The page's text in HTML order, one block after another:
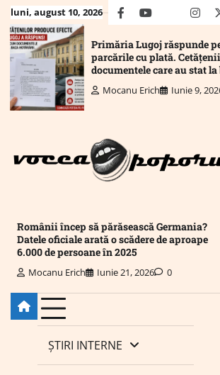
Skip
to
content
luni, august 10, 2026 facebookyoutubeMail
Primăria Lugoj răspunde
parcările cu plată.
documentele care au stat
Mocanu Erich Iunie 9,
Românii încep să părăsească Germania?
Datele oficiale arată o scădere de aproape
6.000 de persoane în 2025
Mocanu Erich Iunie 21, 2026 0
ȘTIRI INTERNE